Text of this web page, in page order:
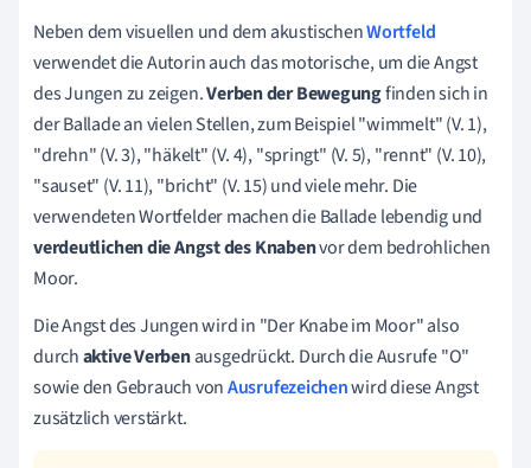
Neben dem visuellen und dem akustischenWortfeld
verwendet die Autorin auch das motorische, um die Angst
des Jungen zu zeigen.Verben der Bewegungfinden sich in
der Ballade an vielen Stellen, zum Beispiel "wimmelt" (V. 1),
"drehn" (V. 3), "häkelt" (V. 4), "springt" (V. 5), "rennt" (V. 10),
"sauset" (V. 11), "bricht" (V. 15) und viele mehr. Die
verwendeten Wortfelder machen die Ballade lebendig und
verdeutlichen die Angst des Knabenvor dem bedrohlichen
Moor.
Die Angst des Jungen wird in "Der Knabe im Moor" also
durchaktive Verbenausgedrückt. Durch die Ausrufe "O"
sowie den Gebrauch vonAusrufezeichenwird diese Angst
zusätzlich verstärkt.